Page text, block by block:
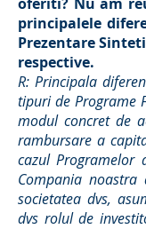
principalele
Prezentare
respective.
R: Principala
tipuri de Programe
modul concret de
rambursare a
cazul Programelor
Compania noastra
societatea dvs,
dvs rolul de